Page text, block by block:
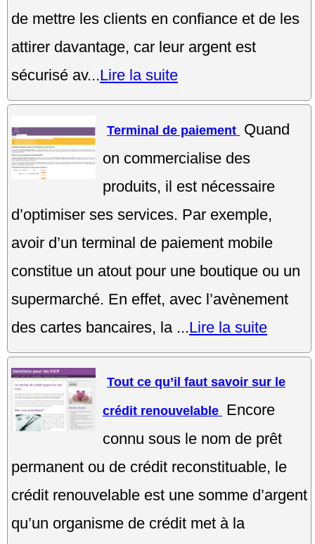
de mettre les clients en confiance et de les
attirer davantage, car leur argent est
sécurisé av...Lire la suite
Terminal de paiement Quand
on commercialise des
produits, il est nécessaire
d’optimiser ses services. Par exemple,
avoir d’un terminal de paiement mobile
constitue un atout pour une boutique ou un
supermarché. En effet, avec l’avènement
des cartes bancaires, la ...Lire la suite
Tout ce qu’il faut savoir sur le
crédit renouvelable Encore
connu sous le nom de prêt
permanent ou de crédit reconstituable, le
crédit renouvelable est une somme d’argent
qu’un organisme de crédit met à la